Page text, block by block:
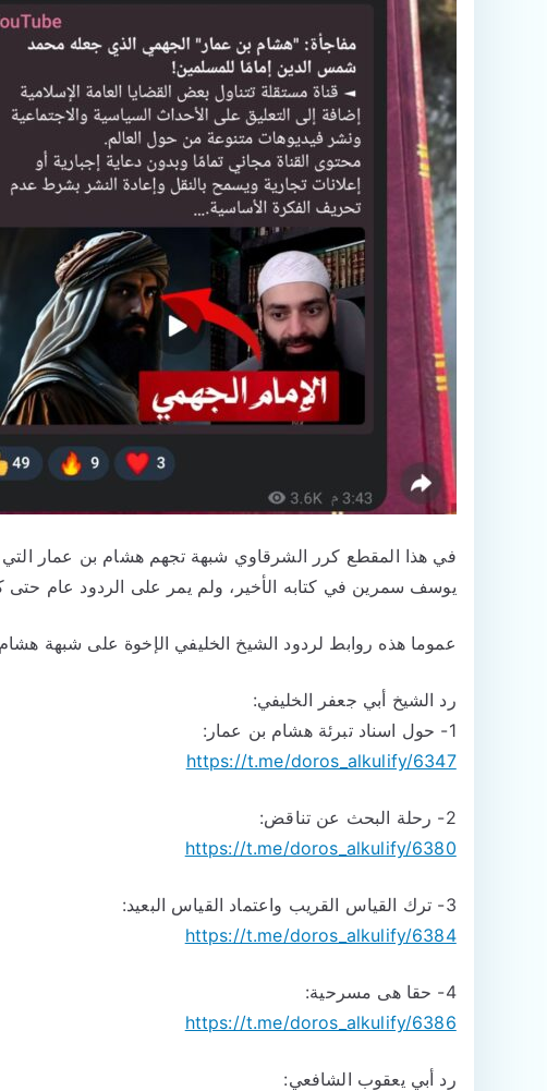
في هذا المقطع كرر الشرقاوي شبهة تجهم هشام بن عمار التي
يوسف سمرين في كتابه الأخير، ولم يمر على الردود عام
عموما هذه روابط لردود الشيخ الخليفي الإخوة على شبهة
رد الشيخ أبي جعفر الخليفي:
1- حول اسناد تبرئة هشام بن عمار:
https://t.me/doros_alkulify/6347
2- رحلة البحث عن تناقض:
https://t.me/doros_alkulify/6380
3- ترك القياس القريب واعتماد القياس البعيد:
https://t.me/doros_alkulify/6384
4- حقا هى مسرحية:
https://t.me/doros_alkulify/6386
رد أبي يعقوب الشافعي: